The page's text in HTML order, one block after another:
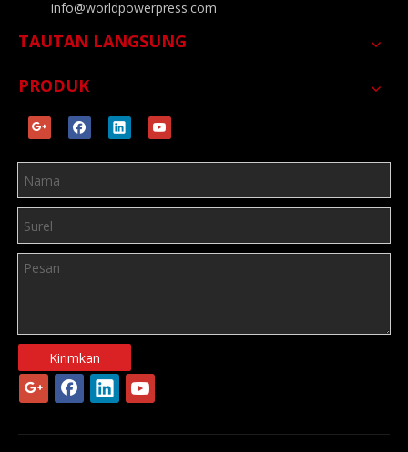
info@worldpowerpress.com
TAUTAN LANGSUNG
PRODUK
Kirimkan